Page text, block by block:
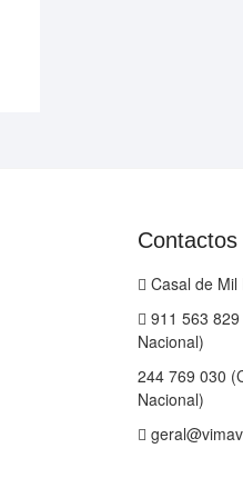
Contactos
Casal de
911 563
Nacional)
244 769 030
Nacional)